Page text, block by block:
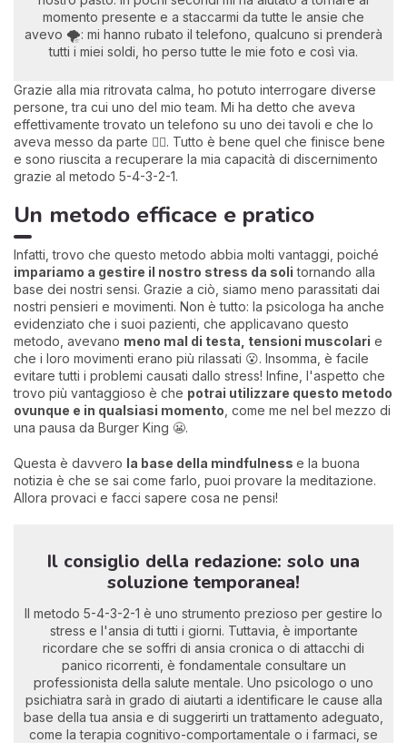
momento presente e a staccarmi da tutte le ansie che
avevo 🌪️: mi hanno rubato il telefono, qualcuno si prenderà
tutti i miei soldi, ho perso tutte le mie foto e così via.
Grazie alla mia ritrovata calma, ho potuto interrogare diverse
persone, tra cui uno del mio team. Mi ha detto che aveva
effettivamente trovato un telefono su uno dei tavoli e che lo
aveva messo da parte 😮‍💨. Tutto è bene quel che finisce bene
e sono riuscita a recuperare la mia capacità di discernimento
grazie al metodo 5-4-3-2-1.
Un metodo efficace e pratico
Infatti, trovo che questo metodo abbia molti vantaggi, poiché
impariamo a gestire il nostro stress da soli tornando alla
base dei nostri sensi. Grazie a ciò, siamo meno parassitati dai
nostri pensieri e movimenti. Non è tutto: la psicologa ha anche
evidenziato che i suoi pazienti, che applicavano questo
metodo, avevano meno mal di testa, tensioni muscolari e
che i loro movimenti erano più rilassati 😮. Insomma, è facile
evitare tutti i problemi causati dallo stress! Infine, l'aspetto che
trovo più vantaggioso è che potrai utilizzare questo metodo
ovunque e in qualsiasi momento , come me nel bel mezzo di
una pausa da Burger King 😬.
Questa è davvero la base della mindfulness e la buona
notizia è che se sai come farlo, puoi provare la meditazione.
Allora provaci e facci sapere cosa ne pensi!
Il consiglio della redazione: solo una
soluzione temporanea!
Il metodo 5-4-3-2-1 è uno strumento prezioso per gestire lo
stress e l'ansia di tutti i giorni. Tuttavia, è importante
ricordare che se soffri di ansia cronica o di attacchi di
panico ricorrenti, è fondamentale consultare un
professionista della salute mentale. Uno psicologo o uno
psichiatra sarà in grado di aiutarti a identificare le cause alla
base della tua ansia e di suggerirti un trattamento adeguato,
come la terapia cognitivo-comportamentale o i farmaci, se